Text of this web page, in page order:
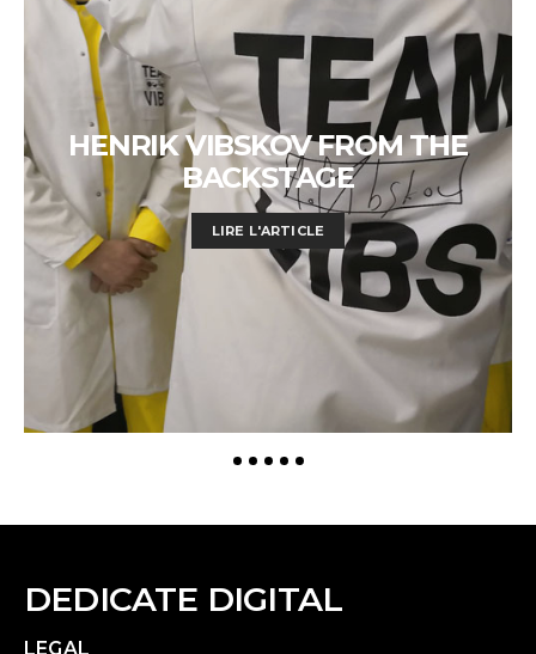
HENRIK VIBSKOV FROM THE
BACKSTAGE
LIRE L'ARTICLE
DEDICATE DIGITAL
LEGAL